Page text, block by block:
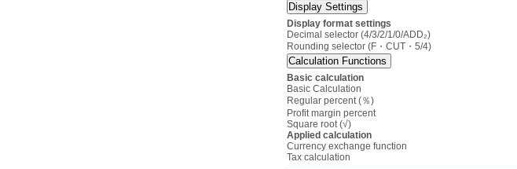
Display Settings
Display format settings
Decimal selector (4/3/2/1/0/ADD₂)
Rounding selector (F・CUT・5/4)
Calculation Functions
Basic calculation
Basic Calculation
Regular percent (％)
Profit margin percent
Square root (√)
Applied calculation
Currency exchange function
Tax calculation